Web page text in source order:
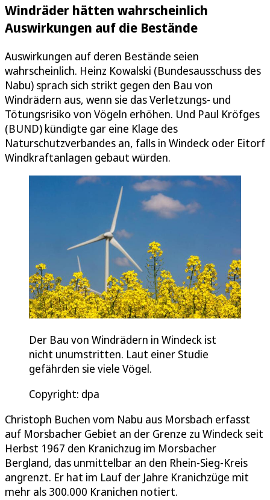
Windräder hätten wahrscheinlich
Auswirkungen auf die Bestände
Auswirkungen auf deren Bestände seien
wahrscheinlich. Heinz Kowalski (Bundesausschuss des
Nabu) sprach sich strikt gegen den Bau von
Windrädern aus, wenn sie das Verletzungs- und
Tötungsrisiko von Vögeln erhöhen. Und Paul Kröfges
(BUND) kündigte gar eine Klage des
Naturschutzverbandes an, falls in Windeck oder Eitorf
Windkraftanlagen gebaut würden.
Der Bau von Windrädern in Windeck ist
nicht unumstritten. Laut einer Studie
gefährden sie viele Vögel.
Copyright: dpa
Christoph Buchen vom Nabu aus Morsbach erfasst
auf Morsbacher Gebiet an der Grenze zu Windeck seit
Herbst 1967 den Kranichzug im Morsbacher
Bergland, das unmittelbar an den Rhein-Sieg-Kreis
angrenzt. Er hat im Lauf der Jahre Kranichzüge mit
mehr als 300.000 Kranichen notiert.